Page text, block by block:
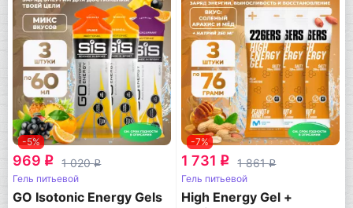
-5%
969 q 1 020q
Гель питьевой
GO Isotonic Energy Gels
-7%
1 731 q 1 861q
Гель питьевой
High Energy Gel +